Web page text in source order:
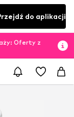
do aplikacji
Oferty z